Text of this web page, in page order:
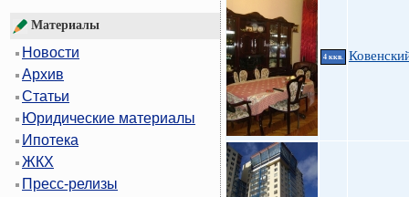
Материалы
Новости
Архив
Статьи
Юридические материалы
Ипотека
ЖКХ
Пресс-релизы
4 ккв.